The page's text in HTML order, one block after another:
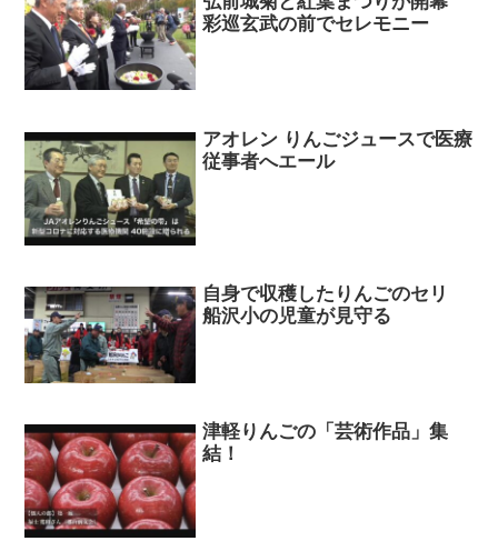
彩巡玄武の前でセレモニー
アオレン りんごジュースで医療
従事者へエール
自身で収穫したりんごのセリ
船沢小の児童が見守る
津軽りんごの「芸術作品」集
結！